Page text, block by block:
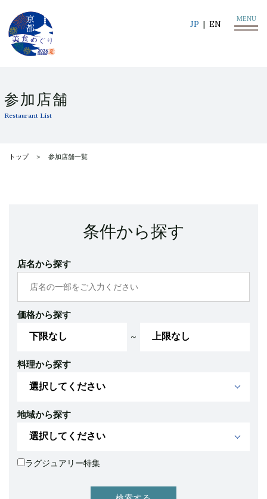
MENU
JP EN
参加店舗
Restaurant List
トップ 参加店舗一覧
条件から探す
店名から探す
価格から探す
～
料理から探す
地域から探す
ラグジュアリー特集